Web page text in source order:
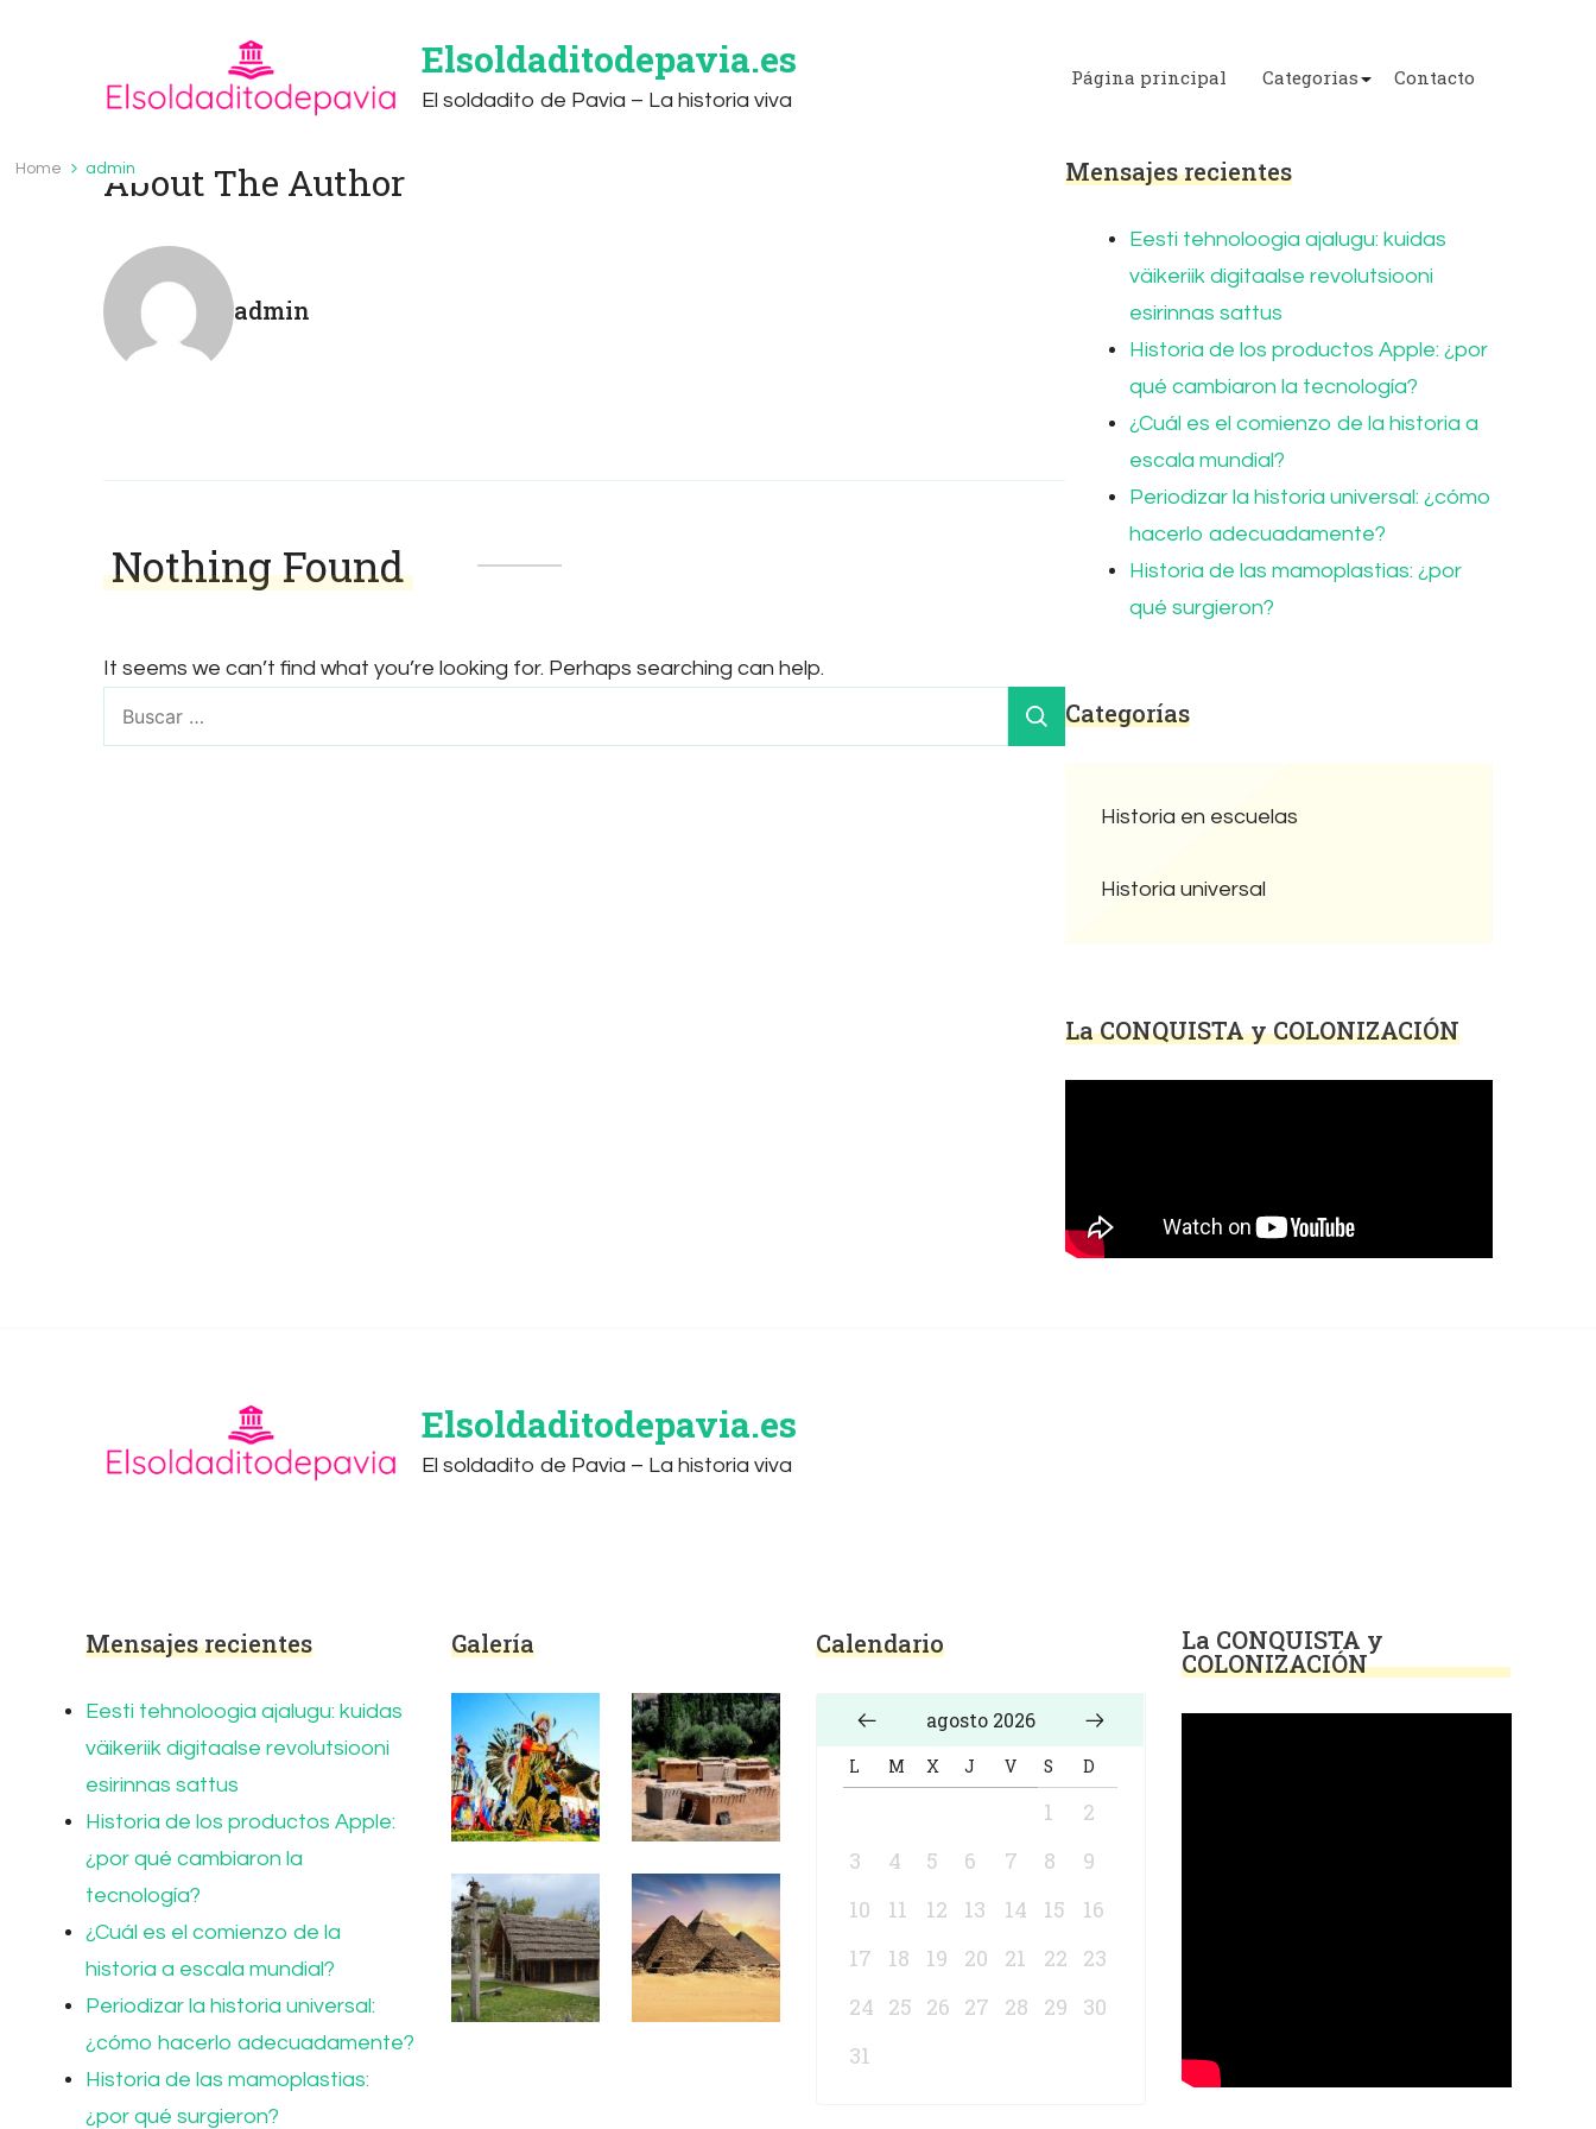
Elsoldaditodepavia.es
El soldadito de Pavia – La historia viva
Página principal Categorias Contacto
Home admin
About The Author
admin
Nothing Found
It seems we can’t find what you’re looking for. Perhaps searching can help.
Mensajes recientes
Eesti tehnoloogia ajalugu: kuidas
väikeriik digitaalse revolutsiooni
esirinnas sattus
Historia de los productos Apple: ¿por
qué cambiaron la tecnología?
¿Cuál es el comienzo de la historia a
escala mundial?
Periodizar la historia universal: ¿cómo
hacerlo adecuadamente?
Historia de las mamoplastias: ¿por
qué surgieron?
Categorías
Historia en escuelas
Historia universal
La CONQUISTA y COLONIZACIÓN
Elsoldaditodepavia.es
El soldadito de Pavia – La historia viva
Mensajes recientes
Eesti tehnoloogia ajalugu: kuidas
väikeriik digitaalse revolutsiooni
esirinnas sattus
Historia de los productos Apple:
¿por qué cambiaron la
tecnología?
¿Cuál es el comienzo de la
historia a escala mundial?
Periodizar la historia universal:
¿cómo hacerlo adecuadamente?
Historia de las mamoplastias:
¿por qué surgieron?
Galería Calendario
agosto 2026
L M X J V S D
1
2
3
4 5 6 7 8
9
10
11 12 13 14 15
16
17
18 19 20 21 22
23
24 25 26 27 28 29
30
31
La CONQUISTA y
COLONIZACIÓN